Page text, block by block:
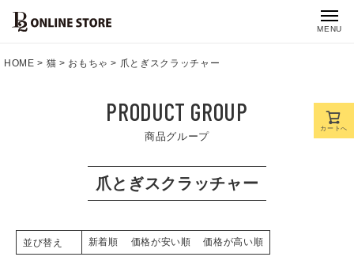
MENU
HOME 猫 おもちゃ 爪とぎスクラッチャー
PRODUCT GROUP
商品グループ
爪とぎスクラッチャー
並び替え 新着順 価格が安い順 価格が高い順
カートへ